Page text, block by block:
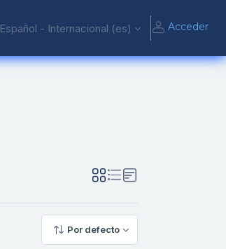
Español - Internacional ‎(es)‎ Acceder
Por defecto